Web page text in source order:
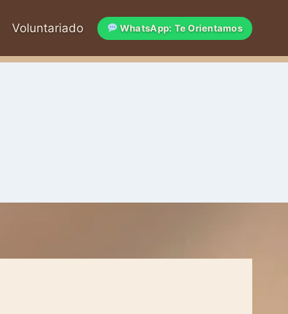
Voluntariado WhatsApp: Te Orientamos